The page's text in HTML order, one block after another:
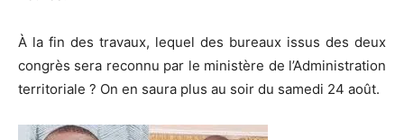
À la fin des travaux, lequel des bureaux issus des deux
congrès sera reconnu par le ministère de l’Administration
territoriale ? On en saura plus au soir du samedi 24 août.